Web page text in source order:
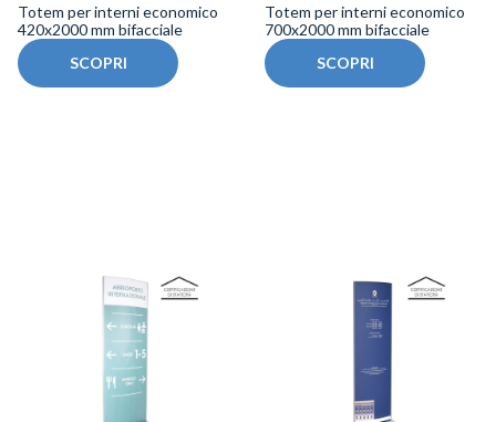
Totem per interni economico
420x2000 mm bifacciale
SCOPRI
Totem per interni economico
700x2000 mm bifacciale
SCOPRI